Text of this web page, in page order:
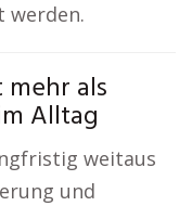
werden.
als
Alltag
weitaus
und